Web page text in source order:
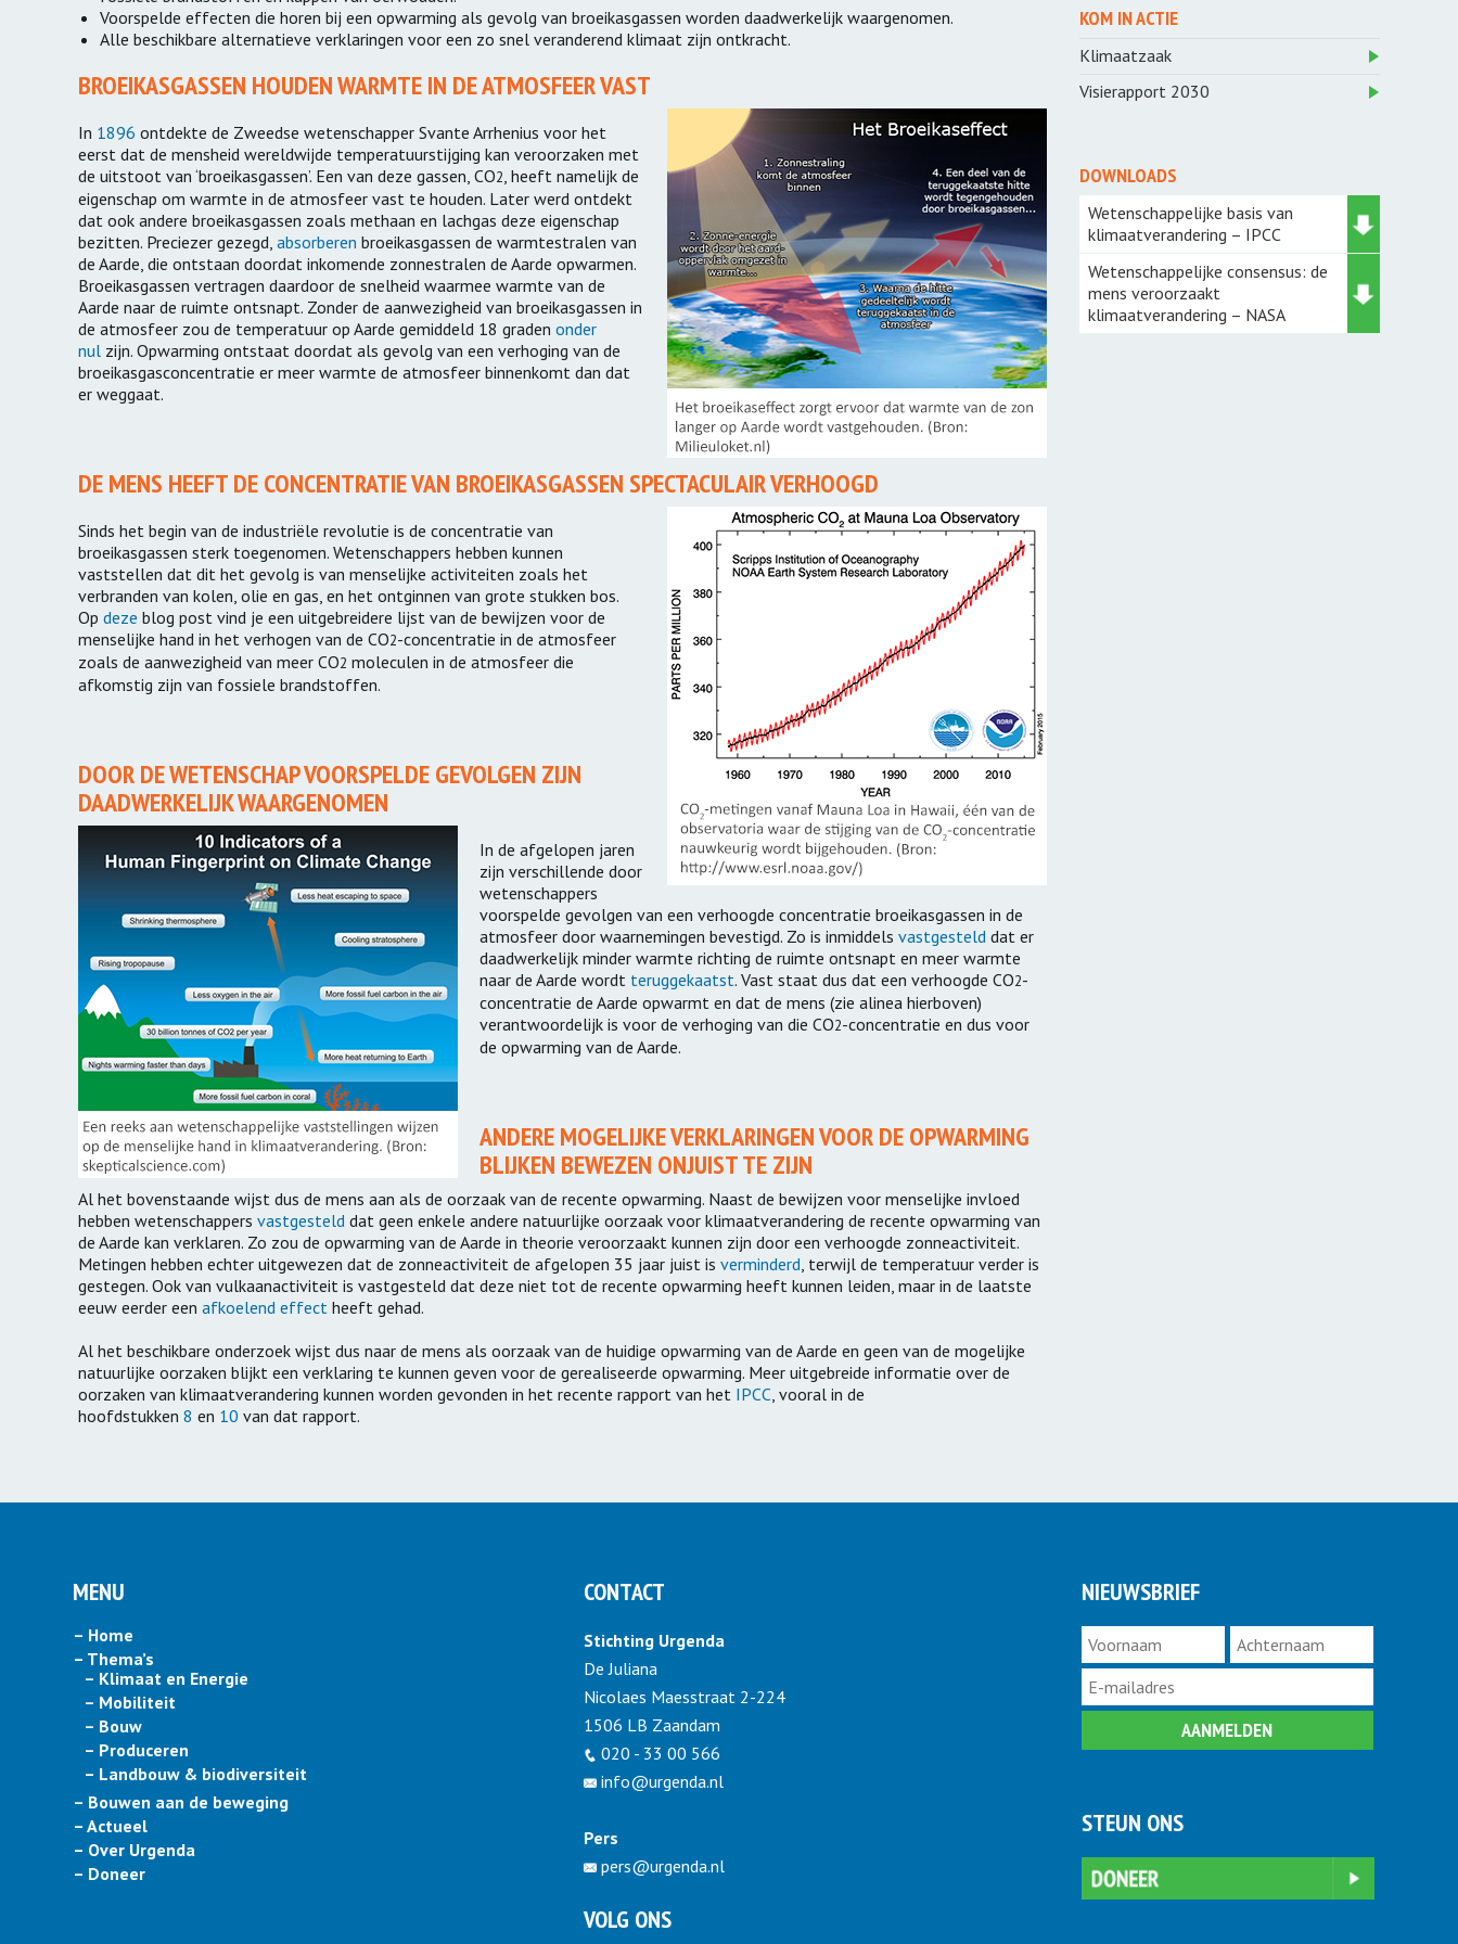
draagvlak
Verduurzaming Zorghuizen
Duurzame oppervlakte
exploitatie
Platform Duurzame
Gebiedsontwikkeling
Groene Allianties
Samen Op Reis | Op Stap
Leerpark Dordrecht
Bomen voor boeren
Cambium boslandbouw
Streektuinen
Peulenparade
Voorspelde effecten die horen bij een opwarming als gevolg van broeikasgassen worden daadwerkelijk waargenomen.
Alle beschikbare alternatieve verklaringen voor een zo snel veranderend klimaat zijn ontkracht.
BROEIKASGASSEN HOUDEN WARMTE IN DE ATMOSFEER VAST
In 1896 ontdekte de Zweedse wetenschapper Svante Arrhenius voor het
eerst dat de mensheid wereldwijde temperatuurstijging kan veroorzaken met
de uitstoot van ‘broeikasgassen’. Een van deze gassen, CO2, heeft namelijk de
eigenschap om warmte in de atmosfeer vast te houden. Later werd ontdekt
dat ook andere broeikasgassen zoals methaan en lachgas deze eigenschap
bezitten. Preciezer gezegd, absorberen broeikasgassen de warmtestralen van
de Aarde, die ontstaan doordat inkomende zonnestralen de Aarde opwarmen.
Broeikasgassen vertragen daardoor de snelheid waarmee warmte van de
Aarde naar de ruimte ontsnapt. Zonder de aanwezigheid van broeikasgassen in
de atmosfeer zou de temperatuur op Aarde gemiddeld 18 graden onder
nul zijn. Opwarming ontstaat doordat als gevolg van een verhoging van de
broeikasgasconcentratie er meer warmte de atmosfeer binnenkomt dan dat
er weggaat.
DE MENS HEEFT DE CONCENTRATIE VAN BROEIKASGASSEN SPECTACULAIR VERHOOGD
Sinds het begin van de industriële revolutie is de concentratie van
broeikasgassen sterk toegenomen. Wetenschappers hebben kunnen
vaststellen dat dit het gevolg is van menselijke activiteiten zoals het
verbranden van kolen, olie en gas, en het ontginnen van grote stukken bos.
Op deze blog post vind je een uitgebreidere lijst van de bewijzen voor de
menselijke hand in het verhogen van de CO2-concentratie in de atmosfeer
zoals de aanwezigheid van meer CO2 moleculen in de atmosfeer die
afkomstig zijn van fossiele brandstoffen.
DOOR DE WETENSCHAP VOORSPELDE GEVOLGEN ZIJN
DAADWERKELIJK WAARGENOMEN
In de afgelopen jaren
zijn verschillende door
wetenschappers
voorspelde gevolgen van een verhoogde concentratie broeikasgassen in de
atmosfeer door waarnemingen bevestigd. Zo is inmiddels vastgesteld dat er
daadwerkelijk minder warmte richting de ruimte ontsnapt en meer warmte
naar de Aarde wordt teruggekaatst. Vast staat dus dat een verhoogde CO2-
concentratie de Aarde opwarmt en dat de mens (zie alinea hierboven)
verantwoordelijk is voor de verhoging van die CO2-concentratie en dus voor
de opwarming van de Aarde.
ANDERE MOGELIJKE VERKLARINGEN VOOR DE OPWARMING
BLIJKEN BEWEZEN ONJUIST TE ZIJN
Al het bovenstaande wijst dus de mens aan als de oorzaak van de recente opwarming. Naast de bewijzen voor menselijke invloed
hebben wetenschappers vastgesteld dat geen enkele andere natuurlijke oorzaak voor klimaatverandering de recente opwarming van
de Aarde kan verklaren. Zo zou de opwarming van de Aarde in theorie veroorzaakt kunnen zijn door een verhoogde zonneactiviteit.
Metingen hebben echter uitgewezen dat de zonneactiviteit de afgelopen 35 jaar juist is verminderd, terwijl de temperatuur verder is
gestegen. Ook van vulkaanactiviteit is vastgesteld dat deze niet tot de recente opwarming heeft kunnen leiden, maar in de laatste
eeuw eerder een afkoelend effect heeft gehad.
Al het beschikbare onderzoek wijst dus naar de mens als oorzaak van de huidige opwarming van de Aarde en geen van de mogelijke
natuurlijke oorzaken blijkt een verklaring te kunnen geven voor de gerealiseerde opwarming. Meer uitgebreide informatie over de
oorzaken van klimaatverandering kunnen worden gevonden in het recente rapport van het IPCC, vooral in de
hoofdstukken 8 en 10 van dat rapport.
KOM IN ACTIE
Klimaatzaak
Visierapport 2030
DOWNLOADS
Wetenschappelijke basis van
klimaatverandering – IPCC
Wetenschappelijke consensus: de
mens veroorzaakt
klimaatverandering – NASA
MENU
– Home
– Thema’s
– Klimaat en Energie
– Mobiliteit
– Bouw
– Produceren
– Landbouw & biodiversiteit
– Bouwen aan de beweging
– Actueel
– Over Urgenda
– Doneer
CONTACT
Stichting Urgenda
De Juliana
Nicolaes Maesstraat 2-224
1506 LB Zaandam
020 - 33 00 566
info@urgenda.nl
Pers
pers@urgenda.nl
VOLG ONS
NIEUWSBRIEF
STEUN ONS